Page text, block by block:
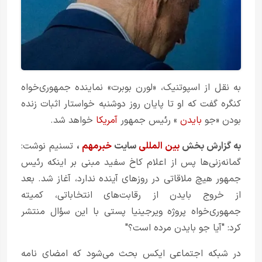
به نقل از اسپوتنیک، «لورن بوبرت» نماینده جمهوری‌خواه
کنگره گفت که او تا پایان روز دوشنبه خواستار اثبات زنده
بودن «جو بایدن » رئیس جمهور آمریکا خواهد شد.
به گزارش بخش بین المللی سایت خبرمهم ، تسنیم نوشت:
گمانه‌زنی‌ها پس از اعلام کاخ سفید مبنی بر اینکه رئیس
جمهور هیچ ملاقاتی در روزهای آینده ندارد، آغاز شد. بعد
از خروج بایدن از رقابت‌های انتخاباتی، کمیته
جمهوری‌خواه پروژه ویرجینیا پستی با این سؤال منتشر
کرد: "آیا جو بایدن مرده است؟"
در شبکه اجتماعی ایکس بحث می‌شود که امضای نامه